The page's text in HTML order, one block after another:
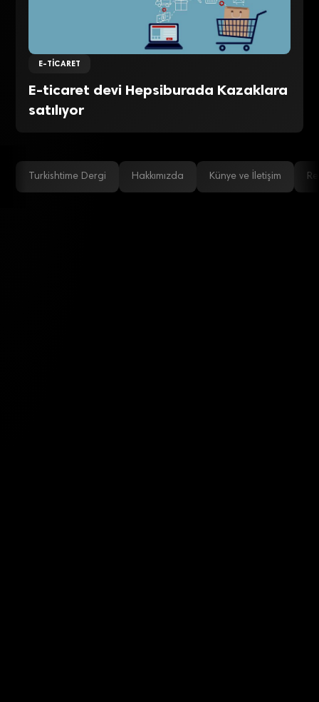
E-TICARET
E-ticaret devi Hepsiburada Kazaklara
satılıyor
Turkishtime Dergi Hakkımızda Künye ve İletişim